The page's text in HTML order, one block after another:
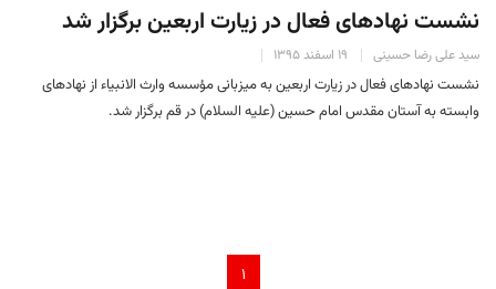
نشست نهادهای فعال در زیارت اربعین برگزار شد
سید علی رضا حسینی ۱۹ اسفند ۱۳۹۵
نشست نهادهای فعال در زیارت اربعین به میزبانی مؤسسه وارث الانبیاء از نهادهای
وابسته به آستان مقدس امام حسین (علیه السلام) در قم برگزار شد.
۱